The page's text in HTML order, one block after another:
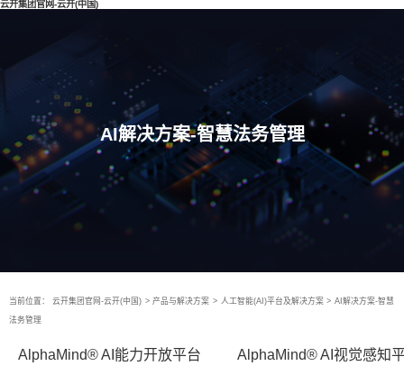
云开集团官网-云开(中国)
AI解决方案-智慧法务管理
当前位置： 云开集团官网-云开(中国) > 产品与解决方案 > 人工智能(AI)平台及解决方案 > AI解决方案-智慧
法务管理
AlphaMind® AI能力开放平台 AlphaMind® AI视觉感知